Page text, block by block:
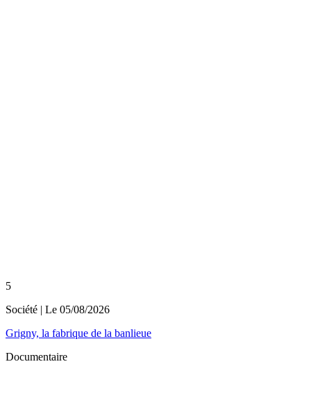
5
Société | Le 05/08/2026
Grigny, la fabrique de la banlieue
Documentaire